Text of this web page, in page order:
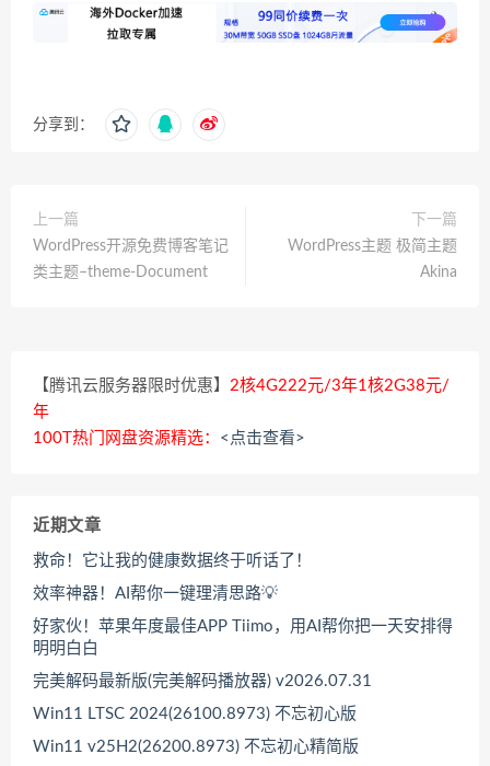
分享到：
上一篇
WordPress开源免费博客笔记
类主题–theme-Document
下一篇
WordPress主题 极简主题
Akina
【腾讯云服务器限时优惠】 2核4G222元/3年1核2G38元/
年
100T热门网盘资源精选： <点击查看>
近期文章
救命！它让我的健康数据终于听话了！
效率神器！AI帮你一键理清思路💡
好家伙！苹果年度最佳APP Tiimo，用AI帮你把一天安排得
明明白白
完美解码最新版(完美解码播放器) v2026.07.31
Win11 LTSC 2024(26100.8973) 不忘初心版
Win11 v25H2(26200.8973) 不忘初心精简版